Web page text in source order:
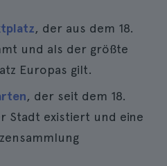
, der aus dem 18.
und als der größte
Europas gilt.
, der seit dem 18.
Stadt existiert und eine